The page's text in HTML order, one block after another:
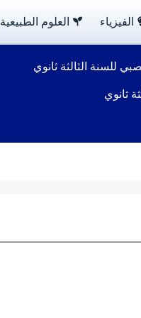
الفيزياء العلوم الطبيعية
للسنة الثالثة ثانوي
ثانوي